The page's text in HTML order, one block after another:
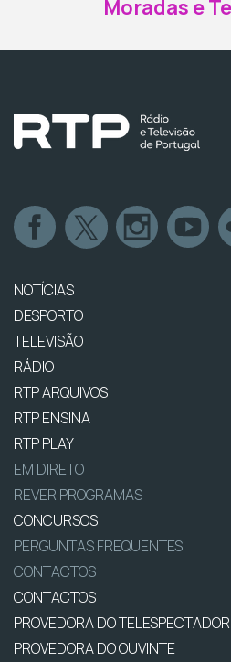
Moradas e
NOTÍCIAS
DESPORTO
TELEVISÃO
RÁDIO
RTP ARQUIVOS
RTP ENSINA
RTP PLAY
EM DIRETO
REVER PROGRAMAS
CONCURSOS
PERGUNTAS FREQUENTES
CONTACTOS
CONTACTOS
PROVEDORA DO TELESPECTADOR
PROVEDORA DO OUVINTE